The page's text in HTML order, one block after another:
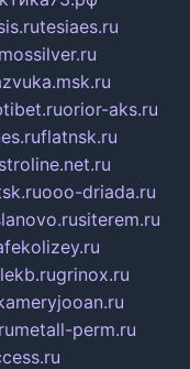
tesiaes.ru
mossilver.ru
orior-aks.ru
flatnsk.ru
ooo-driada.ru
siterem.ru
grinox.ru
metall-perm.ru